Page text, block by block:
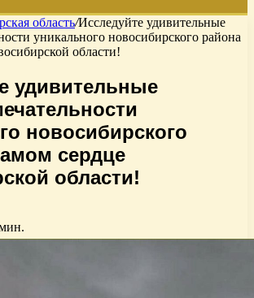
область/Исследуйте удивительные
уникального новосибирского района
области!
удивительные
новосибирского
сердце
области!